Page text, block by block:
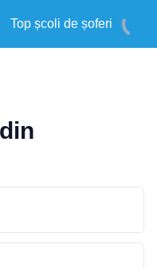
Top școli de șoferi